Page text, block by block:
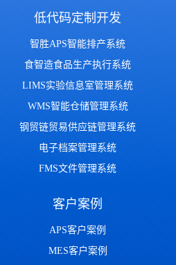
低代码定制开发
智胜APS智能排产系统
食智造食品生产执行系统
LIMS实验信息室管理系统
WMS智能仓储管理系统
钢贸链贸易供应链管理系统
电子档案管理系统
FMS文件管理系统
客户案例
APS客户案例
MES客户案例